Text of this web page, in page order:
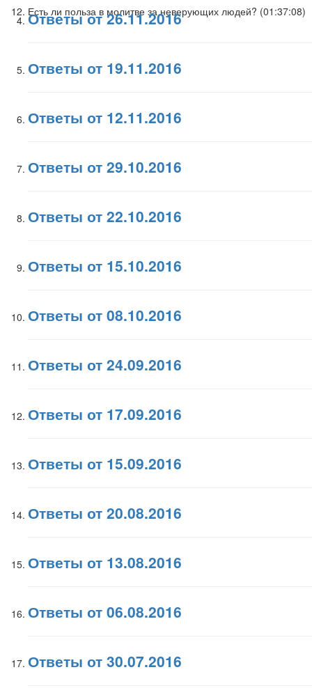
Есть ли польза в молитве за неверующих людей? (01:37:08)
Ответы от 26.11.2016
Ответы от 19.11.2016
Ответы от 12.11.2016
Ответы от 29.10.2016
Ответы от 22.10.2016
Ответы от 15.10.2016
Ответы от 08.10.2016
Ответы от 24.09.2016
Ответы от 17.09.2016
Ответы от 15.09.2016
Ответы от 20.08.2016
Ответы от 13.08.2016
Ответы от 06.08.2016
Ответы от 30.07.2016